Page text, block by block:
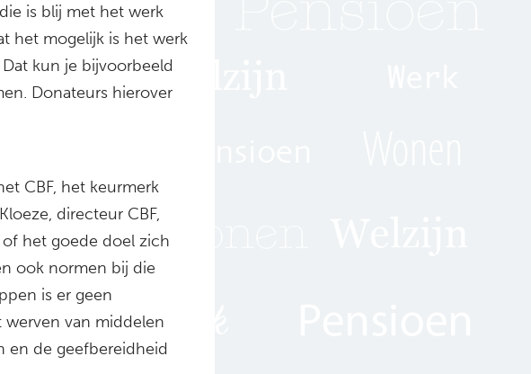
is blij met het werk
het mogelijk is het werk
kun je bijvoorbeeld
Donateurs hierover
CBF, het keurmerk
directeur CBF,
of het goede doel zich
ook normen bij die
is er geen
van middelen
en de geefbereidheid